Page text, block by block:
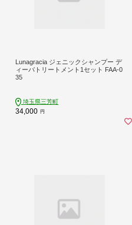
Lunagracia ジェニックシャンプー デ
ィーバトリートメント1セット FAA-0
35
埼玉県三芳町
34,000 円